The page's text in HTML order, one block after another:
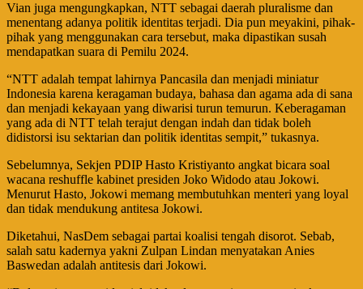
Vian juga mengungkapkan, NTT sebagai daerah pluralisme dan
menentang adanya politik identitas terjadi. Dia pun meyakini, pihak-
pihak yang menggunakan cara tersebut, maka dipastikan susah
mendapatkan suara di Pemilu 2024.
“NTT adalah tempat lahirnya Pancasila dan menjadi miniatur
Indonesia karena keragaman budaya, bahasa dan agama ada di sana
dan menjadi kekayaan yang diwarisi turun temurun. Keberagaman
yang ada di NTT telah terajut dengan indah dan tidak boleh
didistorsi isu sektarian dan politik identitas sempit,” tukasnya.
Sebelumnya, Sekjen PDIP Hasto Kristiyanto angkat bicara soal
wacana reshuffle kabinet presiden Joko Widodo atau Jokowi.
Menurut Hasto, Jokowi memang membutuhkan menteri yang loyal
dan tidak mendukung antitesa Jokowi.
Diketahui, NasDem sebagai partai koalisi tengah disorot. Sebab,
salah satu kadernya yakni Zulpan Lindan menyatakan Anies
Baswedan adalah antitesis dari Jokowi.